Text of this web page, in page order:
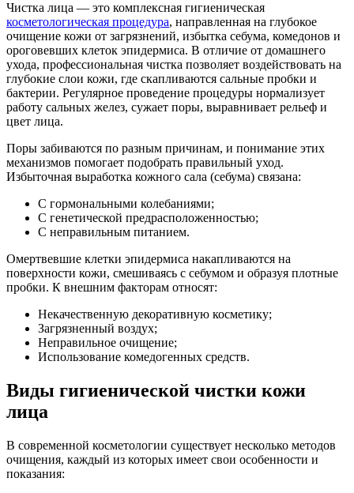
Чистка лица — это комплексная гигиеническая
косметологическая процедура, направленная на глубокое
очищение кожи от загрязнений, избытка себума, комедонов и
ороговевших клеток эпидермиса. В отличие от домашнего
ухода, профессиональная чистка позволяет воздействовать на
глубокие слои кожи, где скапливаются сальные пробки и
бактерии. Регулярное проведение процедуры нормализует
работу сальных желез, сужает поры, выравнивает рельеф и
цвет лица.
Поры забиваются по разным причинам, и понимание этих
механизмов помогает подобрать правильный уход.
Избыточная выработка кожного сала (себума) связана:
С гормональными колебаниями;
С генетической предрасположенностью;
С неправильным питанием.
Омертвевшие клетки эпидермиса накапливаются на
поверхности кожи, смешиваясь с себумом и образуя плотные
пробки. К внешним факторам относят:
Некачественную декоративную косметику;
Загрязненный воздух;
Неправильное очищение;
Использование комедогенных средств.
Виды гигиенической чистки кожи
лица
В современной косметологии существует несколько методов
очищения, каждый из которых имеет свои особенности и
показания: